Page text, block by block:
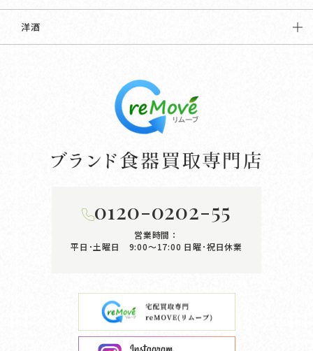
洋酒
0120-0202-55
営業時間：
平日･土曜日 9:00〜17:00 日曜･祝日休業